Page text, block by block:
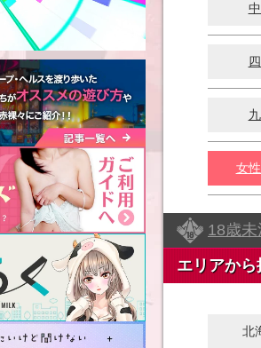
女
18歳
エリアから
北